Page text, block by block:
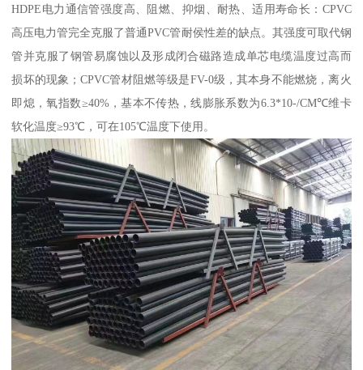
HDPE电力通信管强度高、阻燃、抑烟、耐热、适用寿命长：CPVC
高压电力管完全克服了普通PVC管耐侯性差的缺点。其强度可取代钢
管并克服了钢管易腐蚀以及形成闭合磁路造成单芯电缆温度过高而
损坏的现象；CPVC管材阻燃等级是FV-0级，其本身不能燃烧，离火
即熄，氧指数≥40%，基本不传热，线膨胀系数为6.3*10-/CM℃维卡
软化温度≥93℃，可在105℃温度下使用。